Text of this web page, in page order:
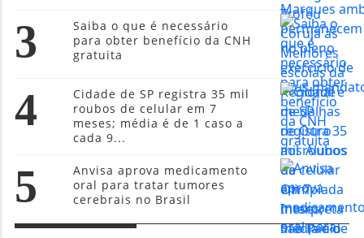
3
Saiba o que é necessário
para obter benefício da CNH
gratuita
4
Cidade de SP registra 35 mil
roubos de celular em 7
meses; média é de 1 caso a
cada 9...
5
Anvisa aprova medicamento
oral para tratar tumores
cerebrais no Brasil